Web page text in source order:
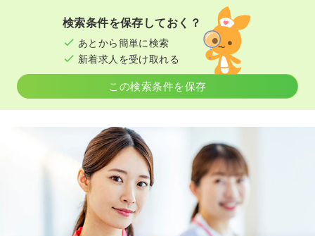
検索条件を保存しておく？
あとから簡単に検索
新着求人を受け取れる
この検索条件を保存